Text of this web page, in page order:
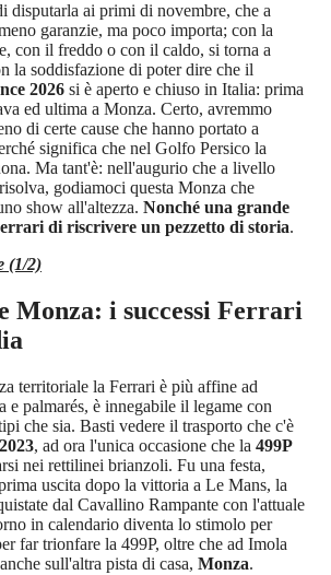
disputarla ai primi di novembre, che a
garanzie, ma poco importa; con la
con il freddo o con il caldo, si torna a
la soddisfazione di poter dire che il
2026 si è aperto e chiuso in Italia: prima
ed ultima a Monza. Certo, avremmo
di certe cause che hanno portato a
significa che nel Golfo Persico la
Ma tant'è: nell'augurio che a livello
godiamoci questa Monza che
show all'altezza. Nonché una grande
di riscrivere un pezzetto di storia.
(1/2)
Monza: i successi Ferrari
territoriale la Ferrari è più affine ad
e palmarés, è innegabile il legame con
che sia. Basti vedere il trasporto che c'è
, ad ora l'unica occasione che la 499P
nei rettilinei brianzoli. Fu una festa,
uscita dopo la vittoria a Le Mans, la
dal Cavallino Rampante con l'attuale
in calendario diventa lo stimolo per
far trionfare la 499P, oltre che ad Imola
sull'altra pista di casa, Monza.